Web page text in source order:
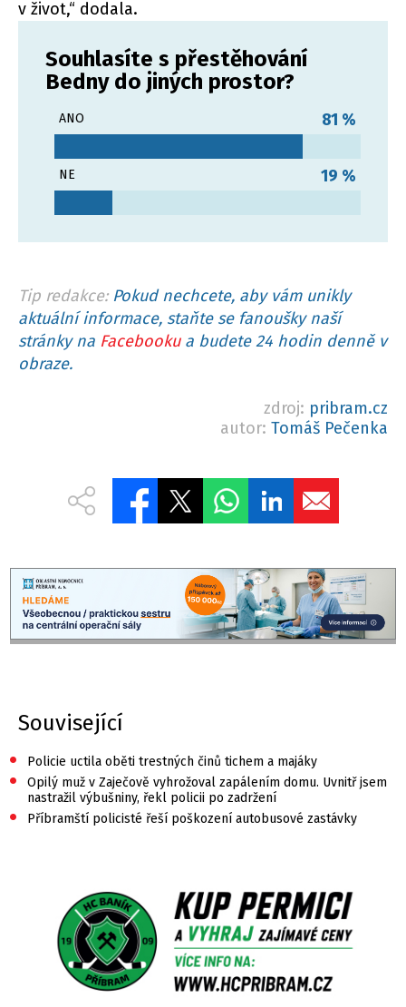
v život,“ dodala.
Souhlasíte s přestěhování
Bedny do jiných prostor?
ANO 81 %
NE 19 %
Tip redakce: Pokud nechcete, aby vám unikly
aktuální informace, staňte se fanoušky naší
stránky na Facebookua budete 24 hodin denně v
obraze.
zdroj: pribram.cz
autor: Tomáš Pečenka
Související
• Policie uctila oběti trestných činů tichem a majáky
•
Opilý muž v Zaječově vyhrožoval zapálením domu. Uvnitř jsem
nastražil výbušniny, řekl policii po zadržení
• Příbramští policisté řeší poškození autobusové zastávky